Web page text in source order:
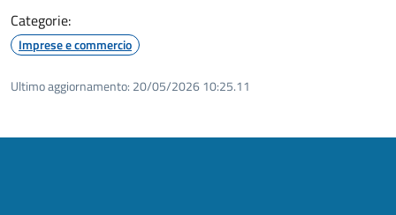
Categorie:
Imprese e commercio
Ultimo aggiornamento: 20/05/2026 10:25.11